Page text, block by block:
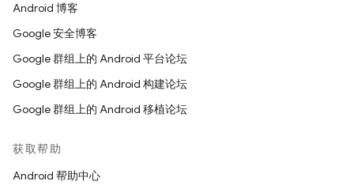
Android 博客
Google 安全博客
Google 群组上的 Android 平台论坛
Google 群组上的 Android 构建论坛
Google 群组上的 Android 移植论坛
获取帮助
Android 帮助中心